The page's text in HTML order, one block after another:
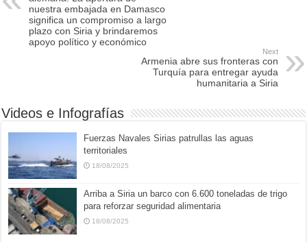
o
o
o
n
nuestra embajada en Damasco
significa un compromiso a largo
plazo con Siria y brindaremos
apoyo político y económico
Next
Armenia abre sus fronteras con
Turquía para entregar ayuda
humanitaria a Siria
Videos e Infografías
Fuerzas Navales Sirias patrullas las aguas
territoriales
18/08/2025
Arriba a Siria un barco con 6.600 toneladas de trigo
para reforzar seguridad alimentaria
18/08/2025